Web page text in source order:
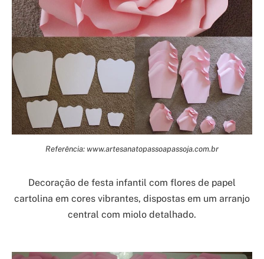
Referência: www.artesanatopassoapassoja.com.br
Decoração de festa infantil com flores de papel
cartolina em cores vibrantes, dispostas em um arranjo
central com miolo detalhado.